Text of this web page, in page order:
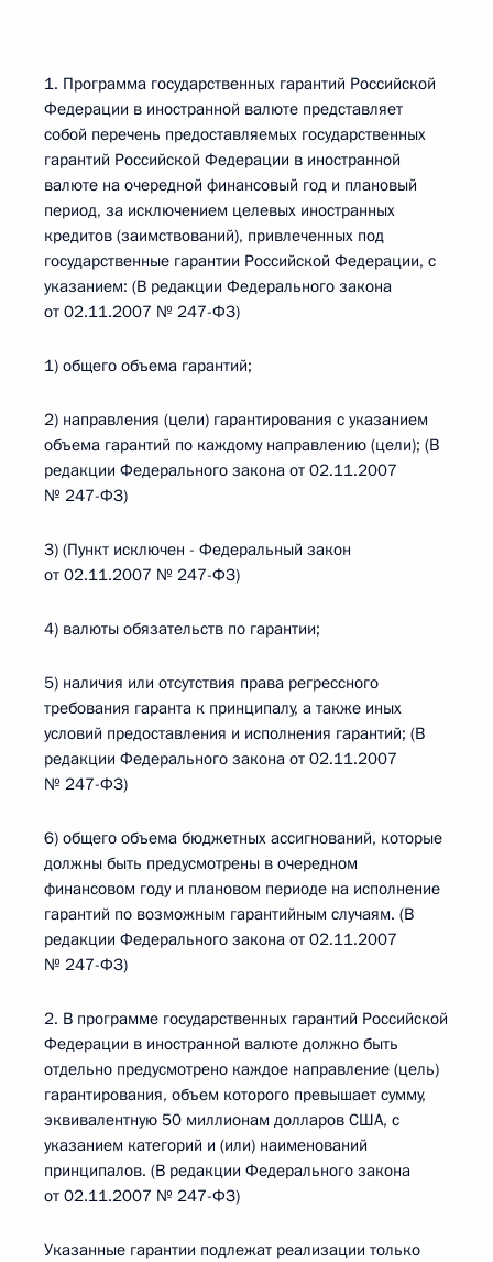
1. Программа государственных гарантий Российской
Федерации в иностранной валюте представляет
собой перечень предоставляемых государственных
гарантий Российской Федерации в иностранной
валюте на очередной финансовый год и плановый
период, за исключением целевых иностранных
кредитов (заимствований), привлеченных под
государственные гарантии Российской Федерации, с
указанием: (В редакции Федерального закона
от 02.11.2007 № 247-ФЗ)
1) общего объема гарантий;
2) направления (цели) гарантирования с указанием
объема гарантий по каждому направлению (цели); (В
редакции Федерального закона от 02.11.2007
№ 247-ФЗ)
3) (Пункт исключен - Федеральный закон
от 02.11.2007 № 247-ФЗ)
4) валюты обязательств по гарантии;
5) наличия или отсутствия права регрессного
требования гаранта к принципалу, а также иных
условий предоставления и исполнения гарантий; (В
редакции Федерального закона от 02.11.2007
№ 247-ФЗ)
6) общего объема бюджетных ассигнований, которые
должны быть предусмотрены в очередном
финансовом году и плановом периоде на исполнение
гарантий по возможным гарантийным случаям. (В
редакции Федерального закона от 02.11.2007
№ 247-ФЗ)
2. В программе государственных гарантий Российской
Федерации в иностранной валюте должно быть
отдельно предусмотрено каждое направление (цель)
гарантирования, объем которого превышает сумму,
эквивалентную 50 миллионам долларов США, с
указанием категорий и (или) наименований
принципалов. (В редакции Федерального закона
от 02.11.2007 № 247-ФЗ)
Указанные гарантии подлежат реализации только